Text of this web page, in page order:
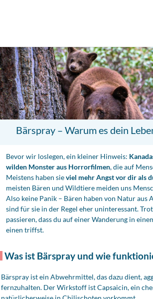
Bärspray – Warum es dein
Bevor wir loslegen, ein kleiner Hinweis:
wilden Monster aus Horrorfilmen, die auf
Meistens haben sieviel mehr Angst vor dir als
meisten Bären und Wildtiere meiden uns
Also keine Panik – Bären haben von Natur aus
sind für sie in der Regel eher uninteressant.
passieren, dass du auf einer Wanderung in
einen triffst.
Was ist Bärspray und wie
Bärspray ist ein Abwehrmittel, das dazu dient,
fernzuhalten. Der Wirkstoff ist Capsaicin, ein